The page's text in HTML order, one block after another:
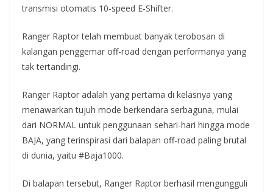
transmisi otomatis 10-speed E-Shifter.
Ranger Raptor telah membuat banyak terobosan di
kalangan penggemar off-road dengan performanya yang
tak tertandingi.
Ranger Raptor adalah yang pertama di kelasnya yang
menawarkan tujuh mode berkendara serbaguna, mulai
dari NORMAL untuk penggunaan sehari-hari hingga mode
BAJA, yang terinspirasi dari balapan off-road paling brutal
di dunia, yaitu #Baja1000.
Di balapan tersebut, Ranger Raptor berhasil mengungguli